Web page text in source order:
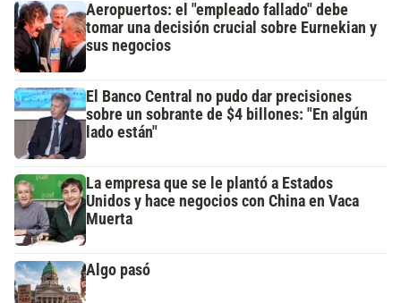
Aeropuertos: el "empleado fallado" debe
tomar una decisión crucial sobre Eurnekian y
sus negocios
El Banco Central no pudo dar precisiones
sobre un sobrante de $4 billones: "En algún
lado están"
La empresa que se le plantó a Estados
Unidos y hace negocios con China en Vaca
Muerta
Algo pasó